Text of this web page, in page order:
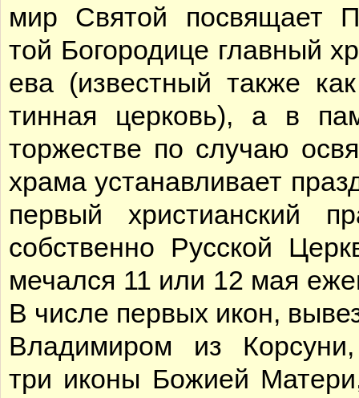
мир Свя­той по­свя­ща­ет
той Бо­го­ро­ди­це глав­ный
е­ва (из­вест­ный так­же
тин­ная цер­ковь), а в
тор­же­стве по слу­чаю
хра­ма уста­нав­ли­ва­ет
пер­вый хри­сти­ан­ский
соб­ствен­но Рус­ской
ме­чал­ся 11 или 12 мая
В чис­ле пер­вых икон,
Вла­ди­ми­ром из
три ико­ны Бо­жи­ей